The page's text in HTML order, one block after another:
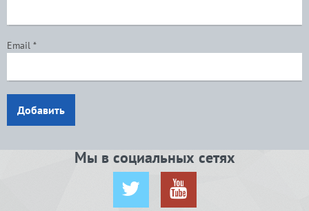
Email *
Добавить
Мы в социальных сетях